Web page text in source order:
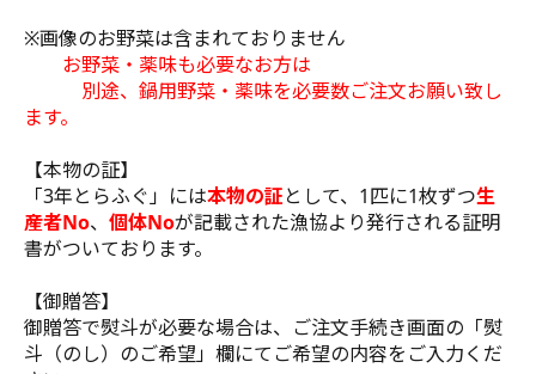
※画像のお野菜は含まれておりません
お野菜・薬味も必要なお方は
別途、鍋用野菜・薬味を必要数ご注文お願い致し
ます。
【本物の証】
「3年とらふぐ」には本物の証として、1匹に1枚ずつ生
産者No、 個体Noが記載された漁協より発行される証明
書がついております。
【御贈答】
御贈答で熨斗が必要な場合は、ご注文手続き画面の「熨
斗（のし）のご希望」欄にてご希望の内容をご入力くだ